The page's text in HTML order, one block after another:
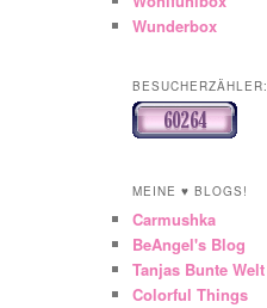
Wunderbox
BESUCHERZÄHLER:
MEINE ♥ BLOGS!
Carmushka
BeAngel's Blog
Tanjas Bunte Welt
Colorful Things